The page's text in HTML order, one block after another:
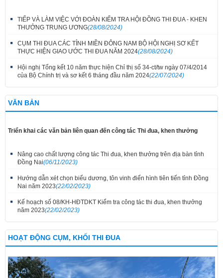
TIẾP VÀ LÀM VIỆC VỚI ĐOÀN KIỂM TRA HỘI ĐỒNG THI ĐUA - KHEN
THƯỞNG TRUNG ƯƠNG(28/08/2024)
CỤM THI ĐUA CÁC TỈNH MIỀN ĐÔNG NAM BỘ HỘI NGHỊ SƠ KẾT
THỰC HIỆN GIAO ƯỚC THI ĐUA NĂM 2024(28/08/2024)
Hội nghị Tổng kết 10 năm thực hiện Chỉ thị số 34-ct/tw ngày 07/4/2014
của Bộ Chính trị và sơ kết 6 tháng đầu năm 2024(22/07/2024)
VĂN BẢN
Triển khai các văn bản liên quan đến công tác Thi đua, khen thưởng
Nâng cao chất lượng công tác Thi đua, khen thưởng trên địa bàn tỉnh
Đồng Nai(06/11/2023)
Hướng dẫn xét chọn biểu dương, tôn vinh điển hình tiên tiến tỉnh Đồng
Nai năm 2023(22/02/2023)
Kế hoạch số 08/KH-HĐTDKT Kiểm tra công tác thi đua, khen thưởng
năm 2023(22/02/2023)
HOẠT ĐỘNG CỤM, KHỐI THI ĐUA